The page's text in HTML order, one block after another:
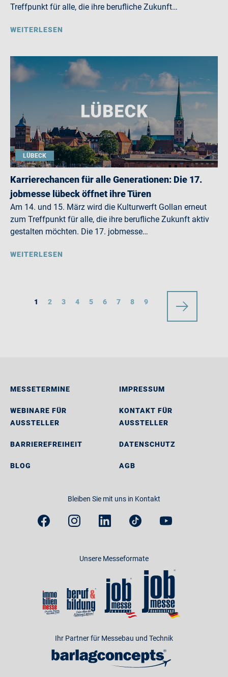
Treffpunkt für alle, die ihre berufliche Zukunft…
WEITERLESEN
LÜBECK
Karrierechancen für alle Generationen: Die 17.
jobmesse lübeck öffnet ihre Türen
Am 14. und 15. März wird die Kulturwerft Gollan erneut
zum Treffpunkt für alle, die ihre berufliche Zukunft aktiv
gestalten möchten. Die 17. jobmesse…
WEITERLESEN
1 2 3 4 5 6 7 8 9
MESSETERMINE
WEBINARE FÜR
AUSSTELLER
BARRIEREFREIHEIT
BLOG
IMPRESSUM
KONTAKT FÜR
AUSSTELLER
DATENSCHUTZ
AGB
Bleiben Sie mit uns in Kontakt
Unsere Messeformate
Ihr Partner für Messebau und Technik